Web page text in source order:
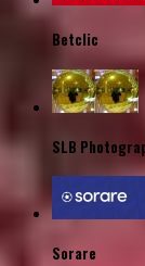
Betclic
SLB
Sorare